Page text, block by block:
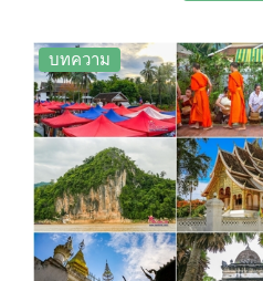
มรดกโลก จากองค์การยูเน
ยอดฮิตที่ได้รับความนิยมจา
ค่ะ
บทความ